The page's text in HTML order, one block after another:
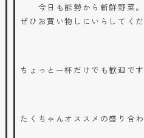
今日も能勢から新鮮野菜。
ぜひお買い物しにいらしてく
ちょっと一杯だけでも歓迎です
たくちゃんオススメの盛り合